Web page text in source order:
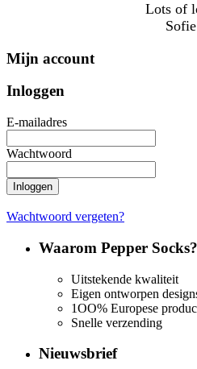
Lots of
Sofie
Mijn account
Inloggen
E-mailadres
Wachtwoord
Inloggen
Wachtwoord vergeten?
Waarom Pepper Socks?
Uitstekende kwaliteit
Eigen ontworpen
1OO% Europese
Snelle verzending
Nieuwsbrief